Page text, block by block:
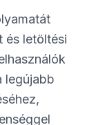
és letöltési
legújabb